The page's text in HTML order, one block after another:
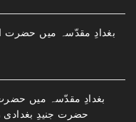
بغدادِ مقدّسہ میں حضرت
بغدادِ مقدّسہ میں
حضرت جنیدِ بغدادی